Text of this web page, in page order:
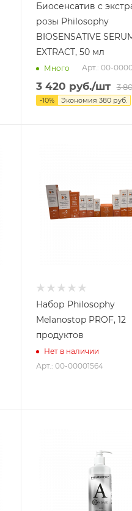
Биосенсатив с
розы Philosophy
BIOSENSATIVE
EXTRACT, 50 мл
Много Арт.: 00-
3 420 руб./шт 3
-10% Экономия 380руб.
Набор Philosophy
Melanostop PROF, 12
продуктов
Нет в наличии
Арт.: 00-00001564